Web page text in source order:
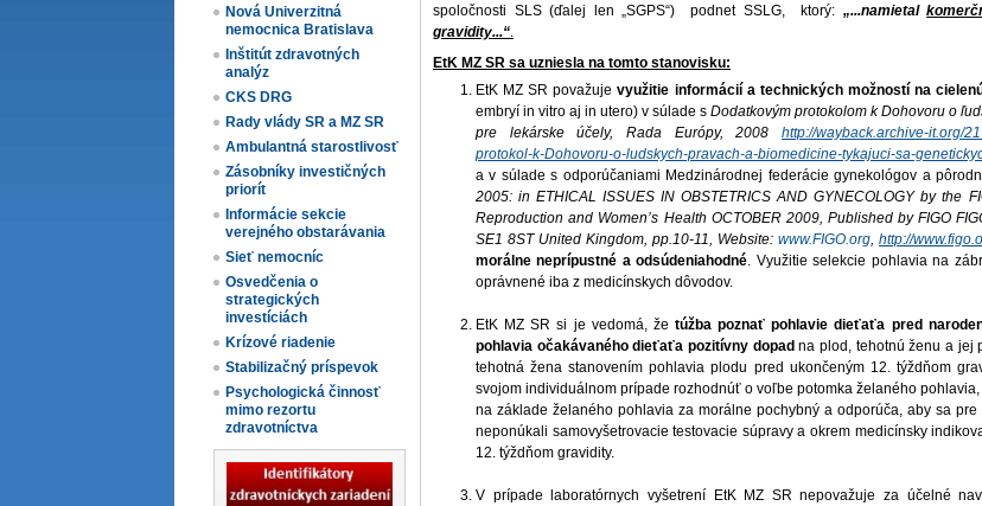
Nová Univerzitná
nemocnica Bratislava
Inštitút zdravotných
analýz
CKS DRG
Rady vlády SR a MZ SR
Ambulantná starostlivosť
Zásobníky investičných
priorít
Informácie sekcie
verejného obstarávania
Sieť nemocníc
Osvedčenia o
strategických
investíciách
Krízové riadenie
Stabilizačný príspevok
Psychologická činnosť
mimo rezortu
zdravotníctva
spoločnosti SLS (ďalej len „SGPS“) podnet SSLG, ktorý: „...namietal
gravidity...“.
EtK MZ SR sa uzniesla na tomto stanovisku:
EtK MZ SR považujevyužitie informácií a technických možností na
embryí in vitro aj in utero) v súlade s Dodatkovým protokolom k Dohovoru o
pre lekárske účely, Rada Európy, 2008 http://wayback.archive-it.org/
protokol-k-Dohovoru-o-ludskych-pravach-a-biomedicine-tykajuci-sa-
a v súlade s odporúčaniami Medzinárodnej federácie gynekológov a
2005: in ETHICAL ISSUES IN OBSTETRICS AND GYNECOLOGY by the
Reproduction and Women’s Health OCTOBER 2009, Published by FIGO
SE1 8ST United Kingdom, pp.10-11, Website: www.FIGO.org, http://
morálne neprípustné a odsúdeniahodné. Využitie selekcie pohlavia na
oprávnené iba z medicínskych dôvodov.
EtK MZ SR si je vedomá, že túžba poznať pohlavie dieťaťa pred
pohlavia očakávaného dieťaťa pozitívny dopad na plod, tehotnú ženu a jej
tehotná žena stanovením pohlavia plodu pred ukončeným 12. týždňom
svojom individuálnom prípade rozhodnúť o voľbe potomka želaného
na základe želaného pohlavia za morálne pochybný a odporúča, aby sa
neponúkali samovyšetrovacie testovacie súpravy a okrem medicínsky
12. týždňom gravidity.
V prípade laboratórnych vyšetrení EtK MZ SR nepovažuje za účelné